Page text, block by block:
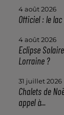
4 août 2026
Officiel : le
4 août 2026
Eclipse
Lorraine ?
31 juillet 2026
Chalets de
appel à...